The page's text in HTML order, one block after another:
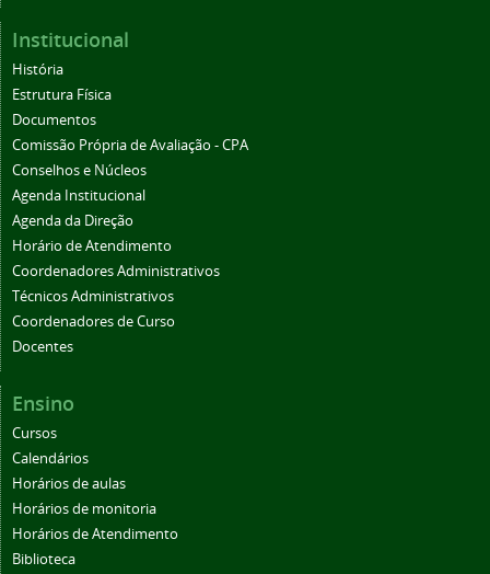
Institucional
História
Estrutura Física
Documentos
Comissão Própria de Avaliação - CPA
Conselhos e Núcleos
Agenda Institucional
Agenda da Direção
Horário de Atendimento
Coordenadores Administrativos
Técnicos Administrativos
Coordenadores de Curso
Docentes
Ensino
Cursos
Calendários
Horários de aulas
Horários de monitoria
Horários de Atendimento
Biblioteca